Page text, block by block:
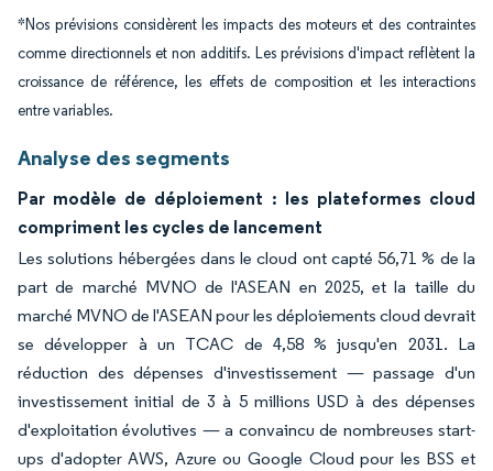
*Nos prévisions considèrent les impacts des moteurs et des contraintes
comme directionnels et non additifs. Les prévisions d'impact reflètent la
croissance de référence, les effets de composition et les interactions
entre variables.
Analyse des segments
Par modèle de déploiement : les plateformes cloud
compriment les cycles de lancement
Les solutions hébergées dans le cloud ont capté 56,71 % de la
part de marché MVNO de l'ASEAN en 2025, et la taille du
marché MVNO de l'ASEAN pour les déploiements cloud devrait
se développer à un TCAC de 4,58 % jusqu'en 2031. La
réduction des dépenses d'investissement — passage d'un
investissement initial de 3 à 5 millions USD à des dépenses
d'exploitation évolutives — a convaincu de nombreuses start-
ups d'adopter AWS, Azure ou Google Cloud pour les BSS et